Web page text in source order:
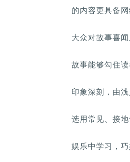
的内容更具备
大众对故事喜
故事能够勾住读
印象深刻，由
选用常见、接
娱乐中学习，